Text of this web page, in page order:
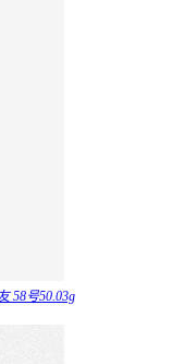
58号50.03g